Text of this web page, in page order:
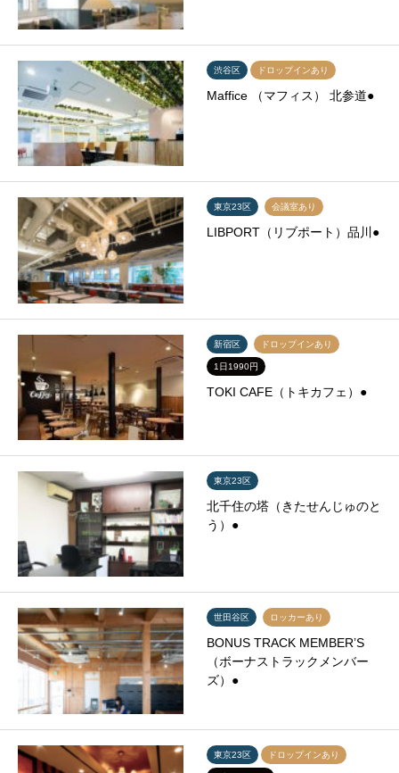
渋谷区 ドロップインあり
Maffice （マフィス） 北参道●
東京23区 会議室あり
LIBPORT（リブポート）品川●
新宿区 ドロップインあり
1日1990円
TOKI CAFE（トキカフェ）●
東京23区
北千住の塔（きたせんじゅのと
う）●
世田谷区 ロッカーあり
BONUS TRACK MEMBER’S
（ボーナストラックメンバー
ズ）●
東京23区 ドロップインあり